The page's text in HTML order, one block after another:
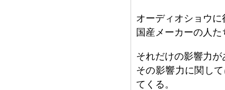
オーディオショウ
国産メーカーの人
それだけの影響力
その影響力に関し
てくる。